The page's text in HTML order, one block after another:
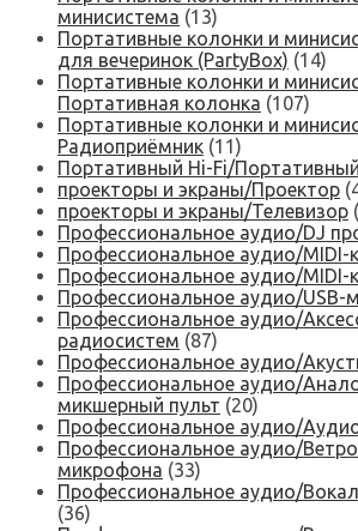
минисистема (13)
Портативные колонки и
для вечеринок (PartyBox) (14)
Портативные колонки и
Портативная колонка (107)
Портативные колонки и
Радиоприёмник (11)
Портативный Hi-Fi/
проекторы и экраны/Проектор
проекторы и экраны/Телевизор
Профессиональное аудио/DJ
Профессиональное аудио/MIDI-
Профессиональное аудио/MIDI-
Профессиональное аудио/USB-
Профессиональное аудио/
радиосистем (87)
Профессиональное аудио/
Профессиональное аудио/
микшерный пульт (20)
Профессиональное аудио/
Профессиональное аудио/
микрофона (33)
Профессиональное аудио/
(36)